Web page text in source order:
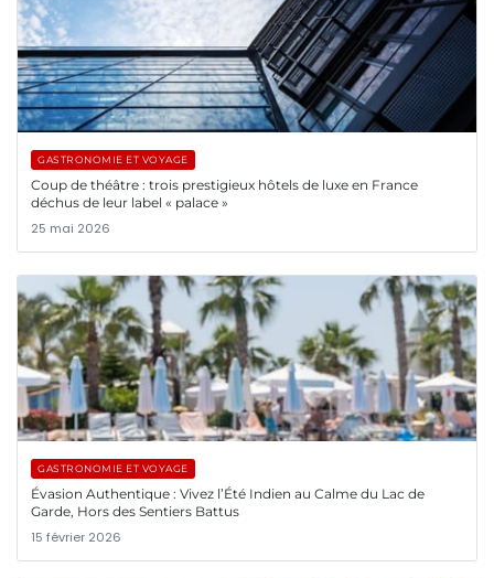
GASTRONOMIE ET VOYAGE
Coup de théâtre : trois prestigieux hôtels de luxe en France
déchus de leur label « palace »
25 mai 2026
GASTRONOMIE ET VOYAGE
Évasion Authentique : Vivez l’Été Indien au Calme du Lac de
Garde, Hors des Sentiers Battus
15 février 2026